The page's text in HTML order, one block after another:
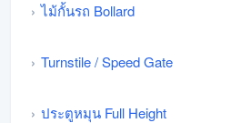
ไม้กั้นรถ Bollard
Turnstile / Speed Gate
ประตูหมุน Full Height